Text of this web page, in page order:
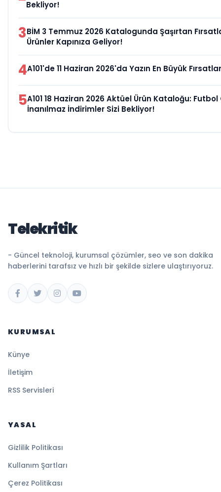
Bekliyor!
3BİM 3 Temmuz 2026 Katalogunda Şaşırtan
Ürünler Kapınıza Geliyor!
4A101'de 11 Haziran 2026'da Yazın En Büyük
5A101 18 Haziran 2026 Aktüel Ürün Kataloğu:
İnanılmaz İndirimler Sizi Bekliyor!
Telekritik
- Güncel teknoloji, kurumsal çözümler, seo ve son dakika
haberlerini tarafsız ve hızlı bir şekilde sizlere ulaştırıyoruz.
KURUMSAL
Künye
İletişim
RSS Servisleri
YASAL
Gizlilik Politikası
Kullanım Şartları
Çerez Politikası